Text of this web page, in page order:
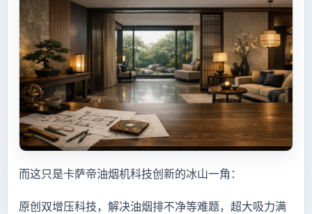
而这只是卡萨帝油烟机科技创新的冰山一角：
原创双增压科技，解决油烟排不净等难题，超大吸力满